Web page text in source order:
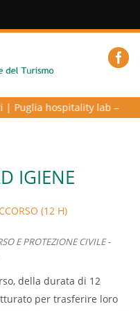
Puglia hospitality lab –
IGIENE
(12 H)
E PROTEZIONE CIVILE -
della durata di 12
per trasferire loro